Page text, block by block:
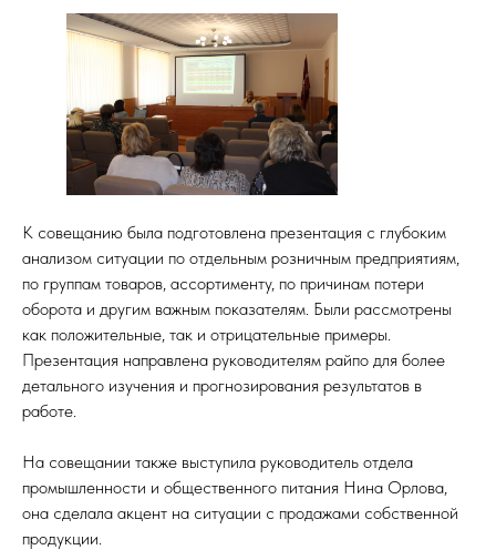
К совещанию была подготовлена презентация с глубоким
анализом ситуации по отдельным розничным предприятиям,
по группам товаров, ассортименту, по причинам потери
оборота и другим важным показателям. Были рассмотрены
как положительные, так и отрицательные примеры.
Презентация направлена руководителям райпо для более
детального изучения и прогнозирования результатов в
работе.
На совещании также выступила руководитель отдела
промышленности и общественного питания Нина Орлова,
она сделала акцент на ситуации с продажами собственной
продукции.